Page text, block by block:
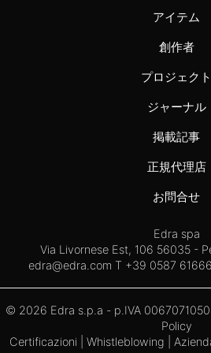
アイテム
創作者
プロジェクト
ジャーナル
掲載記事
正規代理店
お問合せ
Edra spa
Via Livornese Est, 106 56035 -
edra@edra.com T +39 0587
© 2026 Edra s.p.a - p.IVA
Policy
Certificazioni
Whistleblowing |